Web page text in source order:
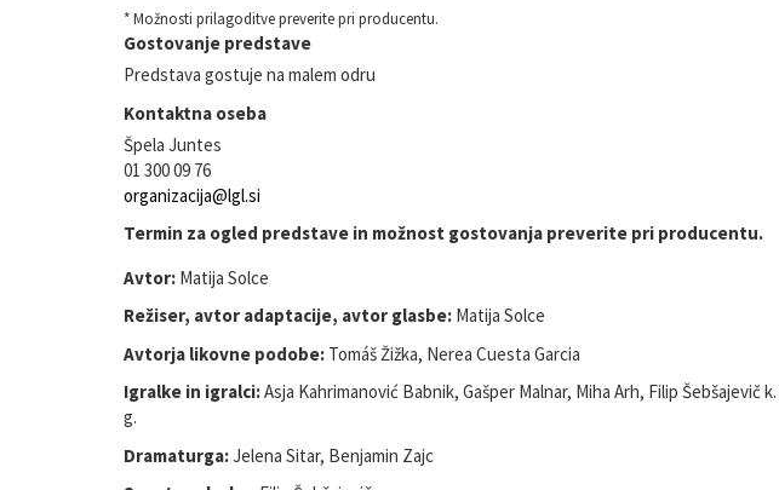
* Možnosti prilagoditve preverite pri producentu.
Gostovanje predstave
Predstava gostuje na malem odru
Kontaktna oseba
Špela Juntes
01 300 09 76
organizacija@lgl.si
Termin za ogled predstave in možnost gostovanja preverite pri producentu.
Avtor: Matija Solce
Režiser, avtor adaptacije, avtor glasbe: Matija Solce
Avtorja likovne podobe: Tomáš Žižka, Nerea Cuesta Garcia
Igralke in igralci:Asja Kahrimanović Babnik, Gašper Malnar, Miha Arh, Filip Šebšajevič
g.
Dramaturga:Jelena Sitar, Benjamin Zajc